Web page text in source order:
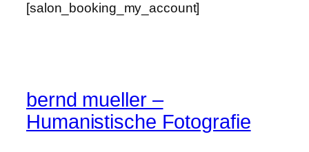
[salon_booking_my_account]
bernd mueller –
Humanistische Fotografie